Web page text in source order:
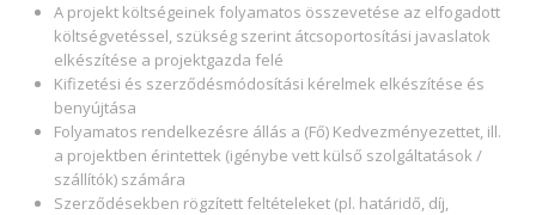
A projekt költségeinek folyamatos összevetése az elfogadott
költségvetéssel, szükség szerint átcsoportosítási javaslatok
elkészítése a projektgazda felé
Kifizetési és szerződésmódosítási kérelmek elkészítése és
benyújtása
Folyamatos rendelkezésre állás a (Fő) Kedvezményezettet, ill.
a projektben érintettek (igénybe vett külső szolgáltatások /
szállítók) számára
Szerződésekben rögzített feltételeket (pl. határidő, díj,